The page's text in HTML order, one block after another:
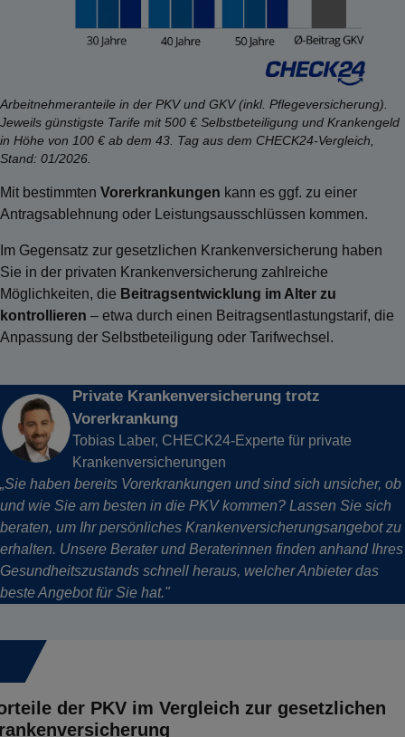
Arbeitnehmeranteile in der PKV und GKV (inkl. Pflegeversicherung).
Jeweils günstigste Tarife mit 500 € Selbstbeteiligung und Krankengeld
in Höhe von 100 € ab dem 43. Tag aus dem CHECK24-Vergleich,
Stand: 01/2026.
Mit bestimmten Vorerkrankungen kann es ggf. zu einer
Antragsablehnung oder Leistungsausschlüssen kommen.
Im Gegensatz zur gesetzlichen Krankenversicherung haben
Sie in der privaten Krankenversicherung zahlreiche
Möglichkeiten, die Beitragsentwicklung im Alter zu
kontrollieren – etwa durch einen Beitragsentlastungstarif, die
Anpassung der Selbstbeteiligung oder Tarifwechsel.
Private Krankenversicherung trotz
Vorerkrankung
Tobias Laber, CHECK24-Experte für private
Krankenversicherungen
„Sie haben bereits Vorerkrankungen und sind sich unsicher, ob
und wie Sie am besten in die PKV kommen? Lassen Sie sich
beraten, um Ihr persönliches Krankenversicherungsangebot zu
erhalten. Unsere Berater und Beraterinnen finden anhand Ihres
Gesundheitszustands schnell heraus, welcher Anbieter das
beste Angebot für Sie hat."
der PKV im Vergleich zur gesetzlichen